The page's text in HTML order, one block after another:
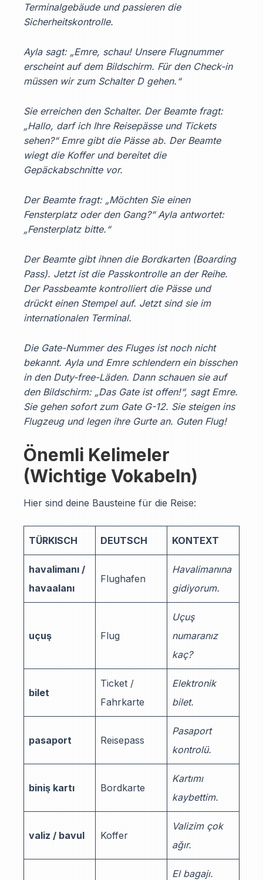
Terminalgebäude und passieren die
Sicherheitskontrolle.
Ayla sagt: „Emre, schau! Unsere Flugnummer
erscheint auf dem Bildschirm. Für den Check-in
müssen wir zum Schalter D gehen.“
Sie erreichen den Schalter. Der Beamte fragt:
„Hallo, darf ich Ihre Reisepässe und Tickets
sehen?“ Emre gibt die Pässe ab. Der Beamte
wiegt die Koffer und bereitet die
Gepäckabschnitte vor.
Der Beamte fragt: „Möchten Sie einen
Fensterplatz oder den Gang?“ Ayla antwortet:
„Fensterplatz bitte.“
Der Beamte gibt ihnen die Bordkarten (Boarding
Pass). Jetzt ist die Passkontrolle an der Reihe.
Der Passbeamte kontrolliert die Pässe und
drückt einen Stempel auf. Jetzt sind sie im
internationalen Terminal.
Die Gate-Nummer des Fluges ist noch nicht
bekannt. Ayla und Emre schlendern ein bisschen
in den Duty-free-Läden. Dann schauen sie auf
den Bildschirm: „Das Gate ist offen!“, sagt Emre.
Sie gehen sofort zum Gate G-12. Sie steigen ins
Flugzeug und legen ihre Gurte an. Guten Flug!
Önemli Kelimeler
(Wichtige Vokabeln)
Hier sind deine Bausteine für die Reise:
TÜRKISCH DEUTSCH KONTEXT
havalimanı /
havaalanı
Flughafen
Havalimanına
gidiyorum.
uçuş Flug
Uçuş
numaranız
kaç?
bilet
Ticket /
Fahrkarte
Elektronik
bilet.
pasaport Reisepass
Pasaport
kontrolü.
biniş kartı Bordkarte
Kartımı
kaybettim.
valiz / bavul Koffer
Valizim çok
ağır.
El bagajı.